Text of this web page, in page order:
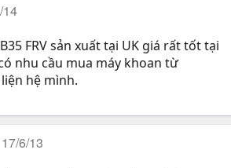
14
FRV sản xuất tại UK giá rất tốt tại
nhu cầu mua máy khoan từ
hệ mình.
17/6/13